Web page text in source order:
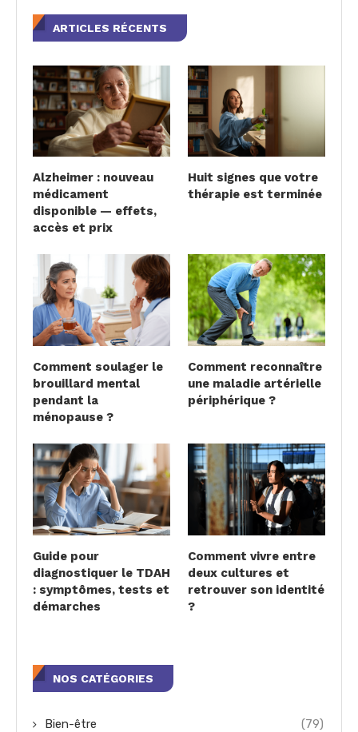
ARTICLES RÉCENTS
Alzheimer : nouveau
médicament
disponible — effets,
accès et prix
Huit signes que votre
thérapie est terminée
Comment soulager le
brouillard mental
pendant la
ménopause ?
Comment reconnaître
une maladie artérielle
périphérique ?
Guide pour
diagnostiquer le TDAH
: symptômes, tests et
démarches
Comment vivre entre
deux cultures et
retrouver son identité
?
NOS CATÉGORIES
Bien-être (79)